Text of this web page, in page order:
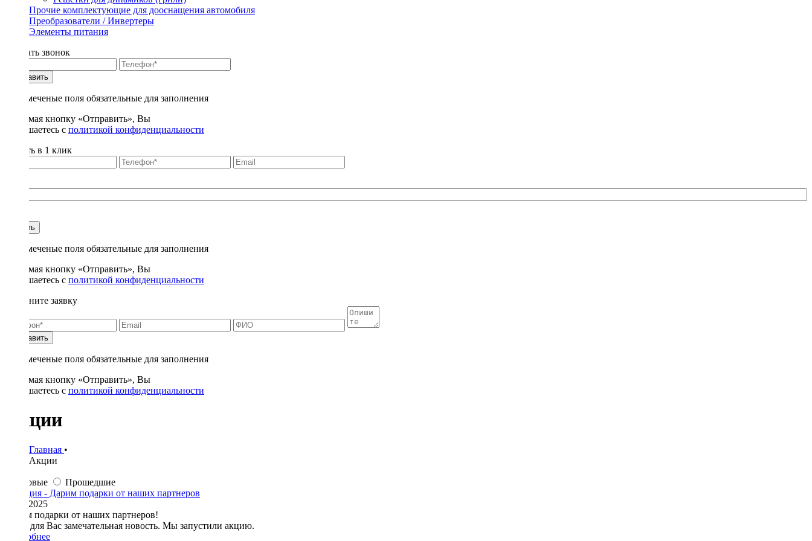
Прочие комплектующие для дооснащения автомобиля
Преобразователи / Инвертеры
Элементы питания
Заказать звонок
Отправить
* - отмеченые поля обязательные для заполнения
Нажимая кнопку «Отправить», Вы
соглашаетесь с политикой конфиденциальности
Купить в 1 клик
Купить
* - отмеченые поля обязательные для заполнения
Нажимая кнопку «Отправить», Вы
соглашаетесь с политикой конфиденциальности
Заполните заявку
Отправить
* - отмеченые поля обязательные для заполнения
Нажимая кнопку «Отправить», Вы
соглашаетесь с политикой конфиденциальности
Акции
Главная •
Акции
Новые Прошедшие
11.04.2025
Дарим подарки от наших партнеров!
У нас для Вас замечательная новость. Мы запустили акцию.
Подробнее